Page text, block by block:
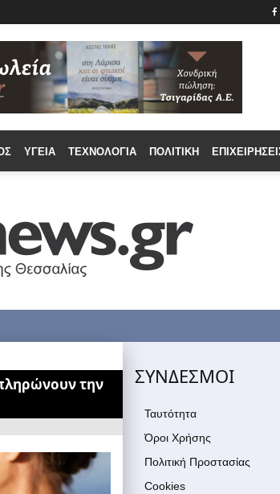
ΥΓΕΊΑ ΤΕΧΝΟΛΟΓΊΑ ΠΟΛΙΤΙΚΉ
την
ΣΥΝΔΕΣΜΟΙ
Ταυτότητα
Όροι Χρήσης
Πολιτική Προστασίας
Cookies